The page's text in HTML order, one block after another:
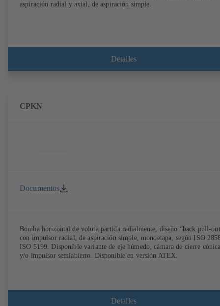
aspiración radial y axial, de aspiración simple.
Detalles
CPKN
Documentos
Bomba horizontal de voluta partida radialmente, diseño “back pull-
con impulsor radial, de aspiración simple, monoetapa, según ISO
ISO 5199. Disponible variante de eje húmedo, cámara de cierre
y/o impulsor semiabierto. Disponible en versión ATEX.
Detalles